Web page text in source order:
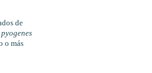
de
o más